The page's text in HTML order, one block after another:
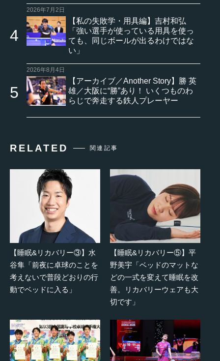
2026年7月2日
【私の失敗学・用具編】吉村和弘
「強い選手が使っている用具を使っ
ても、同じボールが出るわけではな
い」
2026年8月4日
【アーカイブ／Another Story】勝 英
雄／大阪に“勝”あり！ いくつものわ
らじで奔走する鉄人プレーヤー
RELATED 関連記事
【睡眠&リカバリー③】水
谷隼「前夜に卓球のことを
考えないで普段どおりの行
動でベッドに入る」
【睡眠&リカバリー⑤】平
野美宇「ベッドのマットな
どの一式を変えて睡眠を改
善。リカバリーウェアも大
切です」